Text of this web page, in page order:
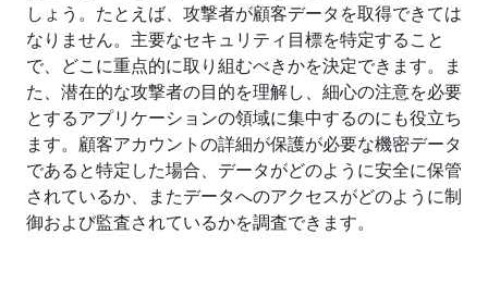
しょう。たとえば、攻撃者が顧客データを取得できては
なりません。主要なセキュリティ目標を特定すること
で、どこに重点的に取り組むべきかを決定できます。ま
た、潜在的な攻撃者の目的を理解し、細心の注意を必要
とするアプリケーションの領域に集中するのにも役立ち
ます。顧客アカウントの詳細が保護が必要な機密データ
であると特定した場合、データがどのように安全に保管
されているか、またデータへのアクセスがどのように制
御および監査されているかを調査できます。